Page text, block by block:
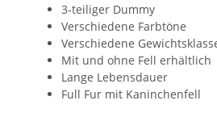
3-teiliger Dummy
Verschiedene Farbtöne
Verschiedene
Mit und ohne Fell erhältlich
Lange Lebensdauer
Full Fur mit Kaninchenfell